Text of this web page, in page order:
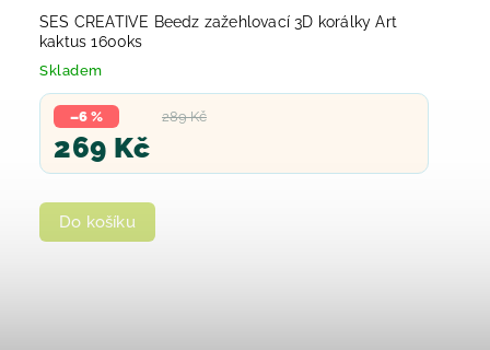
SES CREATIVE Beedz zažehlovací 3D korálky Art
kaktus 1600ks
Skladem
289 Kč
–6 %
269 Kč
Do košíku